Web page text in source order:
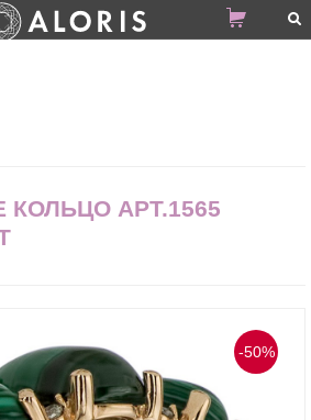
КОЛЬЦО АРТ.1565
-50%